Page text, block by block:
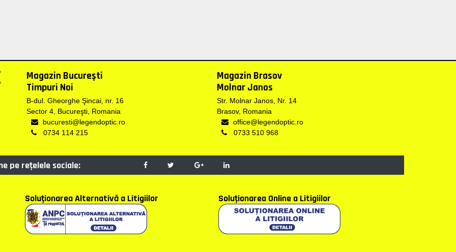
Magazin Bucureşti
Timpuri Noi
B-dul. Gheorghe Şincai, nr. 16
Sector 4, Bucureşti, Romania
bucuresti@legendoptic.ro
0734 114 215
Magazin Brasov
Molnar Janos
Str. Molnar Janos, Nr. 14
Brasov, Romania
office@legendoptic.ro
0733 510 968
pe reţelele sociale:
Soluţionarea Alternativă a Litigiilor Soluţionarea Online a Litigiilor